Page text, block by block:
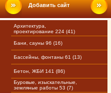
Добавить сайт
Архитектура,
проектирование 224 (41)
Бани, сауны 96 (16)
Бассейны, фонтаны 61 (13)
Бетон, ЖБИ 141 (86)
Буровые, изыскательные,
земляные работы 53 (7)